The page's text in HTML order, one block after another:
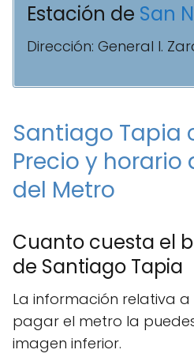
Estación de San
Dirección: General I.
Santiago Tapia
Precio y
del Metro
Cuanto cuesta el
de Santiago Tapia
La información relativa
pagar el metro la
imagen inferior.